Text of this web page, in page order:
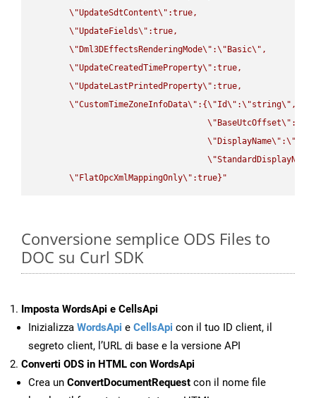
\"UpdateSdtContent\" :true,
\"UpdateFields\" :true,
\" Dml3DEffectsRenderingMode\" :\" Basic\" ,
\"UpdateCreatedTimeProperty\" :true,
\"UpdateLastPrintedProperty\" :true,
\"CustomTimeZoneInfoData\" :{\"Id\" :\"string\" ,
\" BaseUtcOffset\" :
\" DisplayName\" :\"
\"StandardDisplayName
\" FlatOpcXmlMappingOnly\" :true}"
Conversione semplice ODS Files to
DOC su Curl SDK
Imposta WordsApi e CellsApi
Inizializza WordsApi e CellsApi con il tuo ID client, il
segreto client, l’URL di base e la versione API
Converti ODS in HTML con WordsApi
Crea un ConvertDocumentRequest con il nome file